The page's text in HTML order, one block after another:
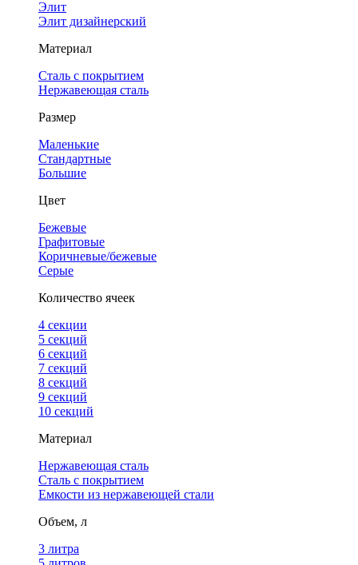
Элит
Элит дизайнерский
Материал
Сталь с покрытием
Нержавеющая сталь
Размер
Маленькие
Стандартные
Большие
Цвет
Бежевые
Графитовые
Коричневые/бежевые
Серые
Количество ячеек
4 cекции
5 секций
6 секций
7 секций
8 секций
9 секций
10 секций
Материал
Нержавеющая сталь
Сталь с покрытием
Емкости из нержавеющей стали
Объем, л
3 литра